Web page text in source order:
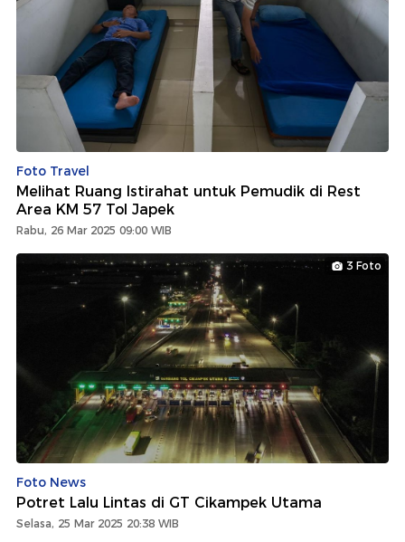
Foto Travel
Melihat Ruang Istirahat untuk Pemudik di Rest
Area KM 57 Tol Japek
Rabu, 26 Mar 2025 09:00 WIB
3 Foto
Foto News
Potret Lalu Lintas di GT Cikampek Utama
Selasa, 25 Mar 2025 20:38 WIB